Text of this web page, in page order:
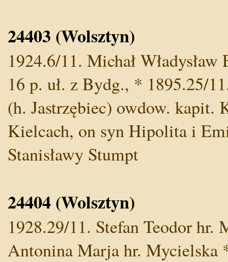
24403 (Wolsztyn)
1924.6/11. Michał
16 p. uł. z Bydg., * 1895.25/
(h. Jastrzębiec) owdow.
Kielcach, on syn Hipolita i
Stanisławy Stumpt
24404 (Wolsztyn)
1928.29/11. Stefan Teodor hr.
Antonina Marja hr. Mycielska